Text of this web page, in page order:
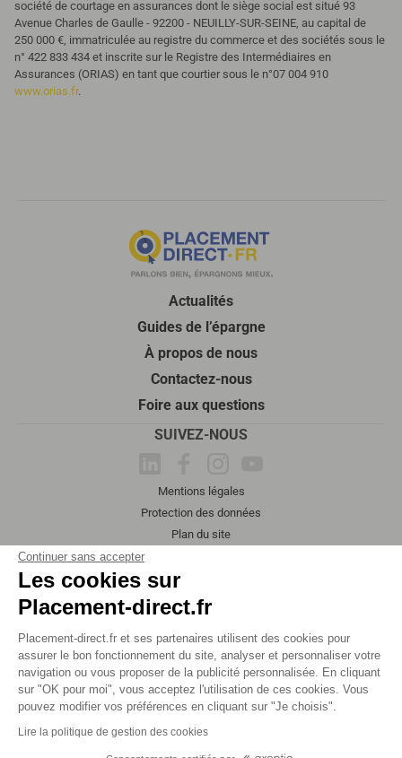
Continuer sans accepter
Les cookies sur
Placement-direct.fr
Placement-direct.fr et ses partenaires utilisent des cookies pour
assurer le bon fonctionnement du site, analyser et personnaliser votre
navigation ou vous proposer de la publicité personnalisée. En cliquant
sur "OK pour moi", vous acceptez l'utilisation de ces cookies. Vous
pouvez modifier vos préférences en cliquant sur "Je choisis".
Lire la politique de gestion des cookies
société de courtage en assurances dont le siège social est situé 93
Avenue Charles de Gaulle - 92200 - NEUILLY-SUR-SEINE, au capital de
250 000 €, immatriculée au registre du commerce et des sociétés sous le
n° 422 833 434 et inscrite sur le Registre des Intermédiaires en
Assurances (ORIAS) en tant que courtier sous le n°07 004 910
www.orias.fr.
Actualités
Guides de l’épargne
À propos de nous
Contactez-nous
Foire aux questions
SUIVEZ-NOUS
Mentions légales
Protection des données
Plan du site
2026 Tous droits réservés